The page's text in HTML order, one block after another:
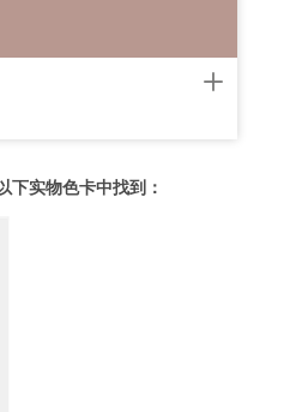
下实物色卡中找到：